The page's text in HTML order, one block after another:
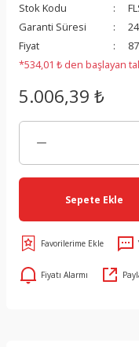
Stok Kodu
Garanti Süresi
Fiyat
*534,01 ₺ den başlayan
5.006,39 ₺
Sepete Ekle
Fiyatı Alarmı